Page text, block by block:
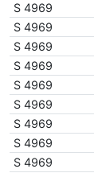
S 4969
S 4969
S 4969
S 4969
S 4969
S 4969
S 4969
S 4969
S 4969